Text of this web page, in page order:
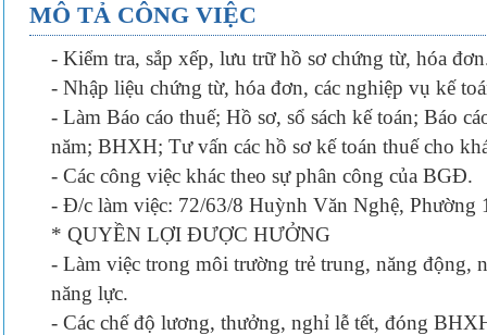
MÔ TẢ CÔNG VIỆC
- Kiểm tra, sắp xếp, lưu trữ hồ sơ chứng từ, hóa
- Nhập liệu chứng từ, hóa đơn, các nghiệp vụ kế
- Làm Báo cáo thuế; Hồ sơ, sổ sách kế toán; Báo
năm; BHXH; Tư vấn các hồ sơ kế toán thuế cho
- Các công việc khác theo sự phân công của BGĐ.
- Đ/c làm việc: 72/63/8 Huỳnh Văn Nghệ, Phường
* QUYỀN LỢI ĐƯỢC HƯỞNG
- Làm việc trong môi trường trẻ trung, năng động,
năng lực.
- Các chế độ lương, thưởng, nghỉ lễ tết, đóng